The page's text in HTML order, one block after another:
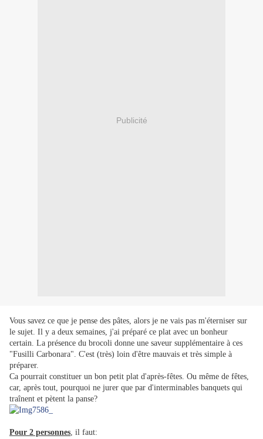
Publicité
Vous savez ce que je pense des pâtes, alors je ne vais pas m'éterniser sur
le sujet. Il y a deux semaines, j'ai préparé ce plat avec un bonheur
certain. La présence du brocoli donne une saveur supplémentaire à ces
"Fusilli Carbonara". C'est (très) loin d'être mauvais et très simple à
préparer.
Ca pourrait constituer un bon petit plat d'après-fêtes. Ou même de fêtes,
car, après tout, pourquoi ne jurer que par d'interminables banquets qui
traînent et pètent la panse?
Pour 2 personnes, il faut: